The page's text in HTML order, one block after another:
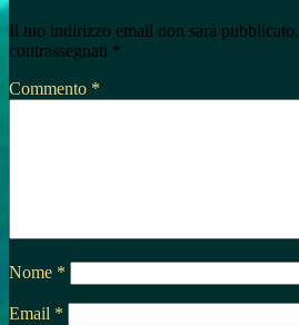
Il tuo indirizzo email non sarà pubblicato.
contrassegnati *
Commento *
Nome *
Email *